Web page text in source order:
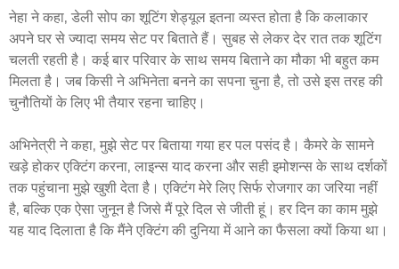
नेहा ने कहा, डेली सोप का शूटिंग शेड्यूल इतना व्यस्त होता है कि कलाकार
अपने घर से ज्यादा समय सेट पर बिताते हैं। सुबह से लेकर देर रात तक शूटिंग
चलती रहती है। कई बार परिवार के साथ समय बिताने का मौका भी बहुत कम
मिलता है। जब किसी ने अभिनेता बनने का सपना चुना है, तो उसे इस तरह की
चुनौतियों के लिए भी तैयार रहना चाहिए।
अभिनेत्री ने कहा, मुझे सेट पर बिताया गया हर पल पसंद है। कैमरे के सामने
खड़े होकर एक्टिंग करना, लाइन्स याद करना और सही इमोशन्स के साथ दर्शकों
तक पहुंचाना मुझे खुशी देता है। एक्टिंग मेरे लिए सिर्फ रोजगार का जरिया नहीं
है, बल्कि एक ऐसा जुनून है जिसे मैं पूरे दिल से जीती हूं। हर दिन का काम मुझे
यह याद दिलाता है कि मैंने एक्टिंग की दुनिया में आने का फैसला क्यों किया था।